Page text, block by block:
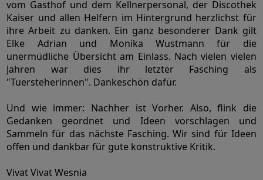
vom Gasthof und dem Kellnerpersonal, der Discothek
Kaiser und allen Helfern im Hintergrund herzlichst für
ihre Arbeit zu danken. Ein ganz besonderer Dank gilt
Elke Adrian und Monika Wustmann für die
unermüdliche Übersicht am Einlass. Nach vielen vielen
Jahren war dies ihr letzter Fasching als
"Tuersteherinnen". Dankeschön dafür.
Und wie immer: Nachher ist Vorher. Also, flink die
Gedanken geordnet und Ideen vorschlagen und
Sammeln für das nächste Fasching. Wir sind für Ideen
offen und dankbar für gute konstruktive Kritik.
Vivat Vivat Wesnia